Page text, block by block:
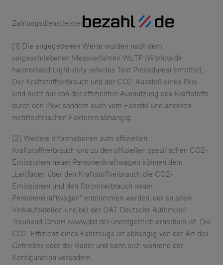
Zahlungsdienstleister
[1] Die angegebenen Werte wurden nach dem
vorgeschriebenen Messverfahren WLTP (Worldwide
harmonised Light-duty vehicles Test Procedures) ermittelt.
Der Kraftstoffverbrauch und der CO2-Ausstoß eines Pkw
sind nicht nur von der effizienten Ausnutzung des Kraftstoffs
durch den Pkw, sondern auch vom Fahrstil und anderen
nichttechnischen Faktoren abhängig.
[2] Weitere Informationen zum offiziellen
Kraftstoffverbrauch und zu den offiziellen spezifischen CO2-
Emissionen neuer Personenkraftwagen können dem
„Leitfaden über den Kraftstoffverbrauch die CO2-
Emissionen und den Stromverbrauch neuer
Personenkraftwagen“ entnommen werden, der an allen
Verkaufsstellen und bei der DAT Deutsche Automobil
Treuhand GmbH (www.dat.de) unentgeltlich erhältlich ist. Die
CO2-Effizienz eines Fahrzeugs ist abhängig von der Art des
Getriebes oder der Räder und kann sich während der
Konfiguration verändern.